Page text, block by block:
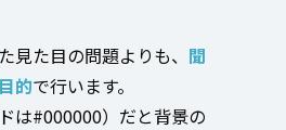
た目の問題よりも、 聞
的で行います。
は#000000）だと背景の